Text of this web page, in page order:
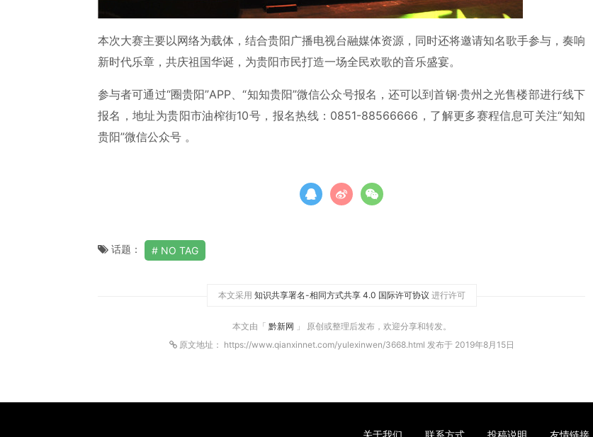
本次大赛主要以网络为载体，结合贵阳广播电视台融媒体资源，同时还将邀请知名歌手参与，奏响
新时代乐章，共庆祖国华诞，为贵阳市民打造一场全民欢歌的音乐盛宴。
参与者可通过“圈贵阳”APP、“知知贵阳”微信公众号报名，还可以到首钢·贵州之光售楼部进行线下
报名，地址为贵阳市油榨街10号，报名热线：0851-88566666，了解更多赛程信息可关注“知知
贵阳”微信公众号 。
话题： NO TAG
本文采用 知识共享署名-相同方式共享 4.0 国际许可协议 进行许可
本文由「 黔新网 」 原创或整理后发布，欢迎分享和转发。
原文地址： https://www.qianxinnet.com/yulexinwen/3668.html 发布于 2019年8月15日
关于我们 联系方式 投稿说明 友情链接